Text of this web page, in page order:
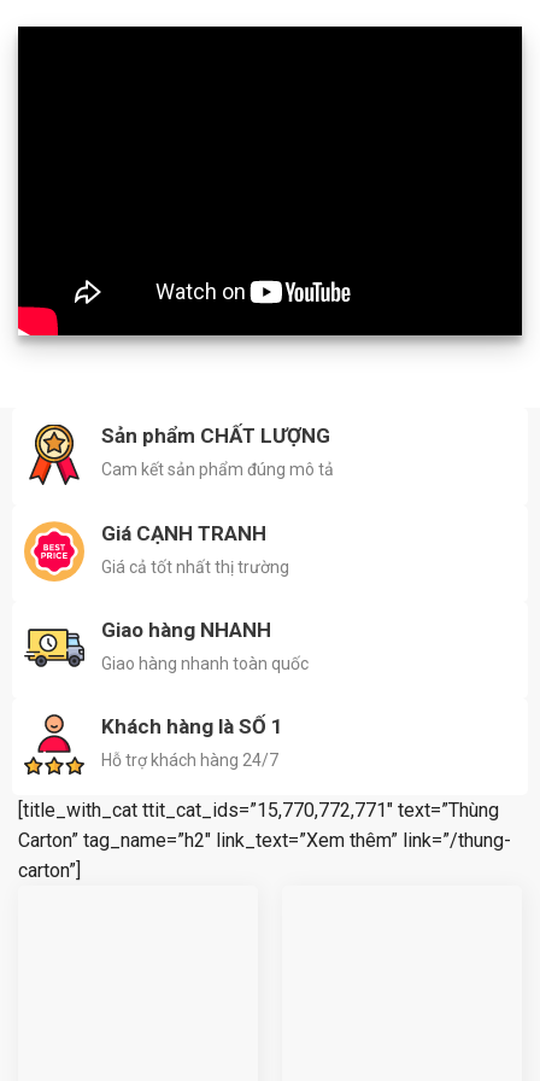
Sản phẩm CHẤT LƯỢNG
Cam kết sản phẩm đúng mô tả
Giá CẠNH TRANH
Giá cả tốt nhất thị trường
Giao hàng NHANH
Giao hàng nhanh toàn quốc
Khách hàng là SỐ 1
Hỗ trợ khách hàng 24/7
[title_with_cat ttit_cat_ids=”15,770,772,771″ text=”Thùng
Carton” tag_name=”h2″ link_text=”Xem thêm” link=”/thung-
carton”]